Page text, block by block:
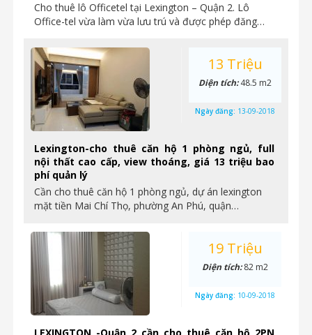
Cho thuê lô Officetel tại Lexington – Quận 2. Lô
Office-tel vừa làm vừa lưu trú và được phép đăng…
Lexington-cho thuê căn hộ 1 phòng ngủ, full
nội thất cao cấp, view thoáng, giá 13 triệu bao
phí quản lý
Cần cho thuê căn hộ 1 phòng ngủ, dự án lexington
mặt tiền Mai Chí Thọ, phường An Phú, quận…
13 Triệu
Diện tích:48.5 m2
Ngày đăng: 13-09-2018
19 Triệu
Diện tích:82 m2
Ngày đăng: 10-09-2018